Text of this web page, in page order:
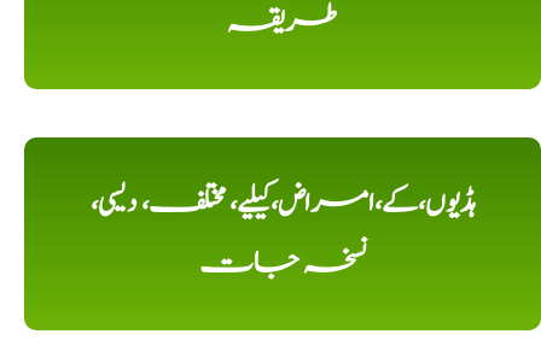
طریقہ
ہڈیوں،کے،امراض،کیلیے، مختلف، دیسی،
نسخہ جات